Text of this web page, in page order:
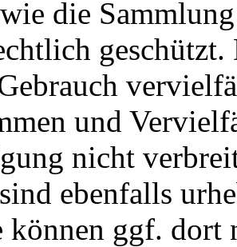
die
und
nicht
ebenfalls
können ggf. dort